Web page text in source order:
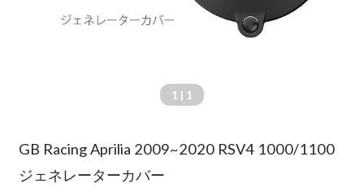
1 | 1
GB Racing Aprilia 2009~2020 RSV4 1000/1100
ジェネレーターカバー